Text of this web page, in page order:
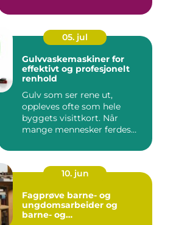
05. jul
Gulvvaskemaskiner for
effektivt og profesjonelt
renhold
Gulv som ser rene ut,
oppleves ofte som hele
byggets visittkort. Når
mange mennesker ferdes
10. jun
Fagprøve barne- og
ungdomsarbeider og
barne- og